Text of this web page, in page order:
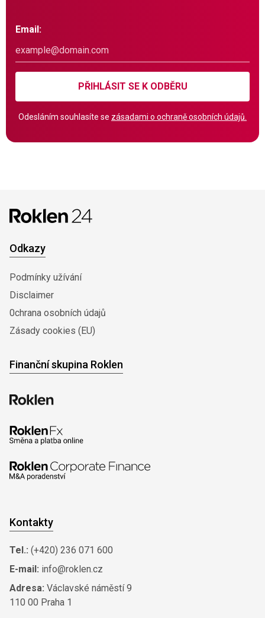
Email:
PŘIHLÁSIT SE K ODBĚRU
Odesláním souhlasíte se zásadami o ochraně osobních údajů.
Odkazy
Podmínky užívání
Disclaimer
0chrana osobních údajů
Zásady cookies (EU)
Finanční skupina Roklen
Kontakty
Tel.: (+420) 236 071 600
E-mail: info@roklen.cz
Adresa: Václavské náměstí 9
110 00 Praha 1